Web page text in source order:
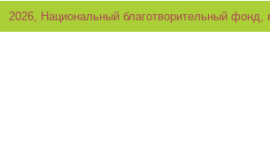
2026, Национальный благотворительный